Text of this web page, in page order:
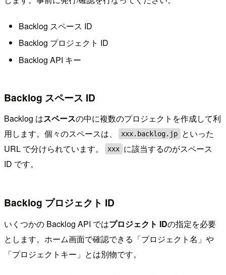
Backlog スペース ID
Backlog プロジェクト ID
Backlog API キー
Backlog スペース ID
Backlog はスペースの中に複数のプロジェクトを作成して利
用します。個々のスペースは、
xxx.backlog.jp
といった
URL で分けられています。
xxx に該当するのがスペース
ID です。
Backlog プロジェクト ID
いくつかの Backlog API ではプロジェクト IDの指定を必要
とします。ホーム画面で確認できる「プロジェクト名」や
「プロジェクトキー」とは別物です。